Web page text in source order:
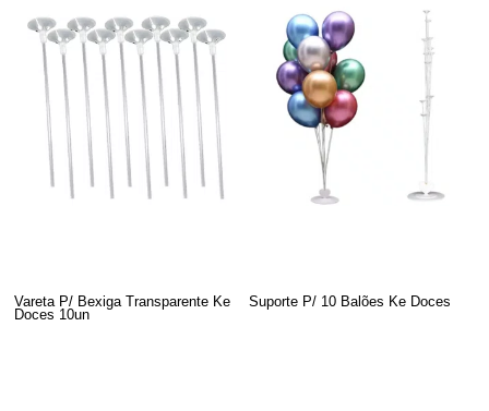
Vareta P/ Bexiga Transparente Ke
Doces 10un
Suporte P/ 10 Balões Ke Doces